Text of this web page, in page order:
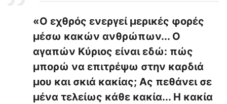
«Ο εχθρός ενεργεί μερικές φορές
μέσω κακών ανθρώπων... Ο
αγαπών Κύριος είναι εδώ: πώς
μπορώ να επιτρέψω στην καρδιά
μου και σκιά κακίας; Ας πεθάνει σε
μένα τελείως κάθε κακία... Η κακία